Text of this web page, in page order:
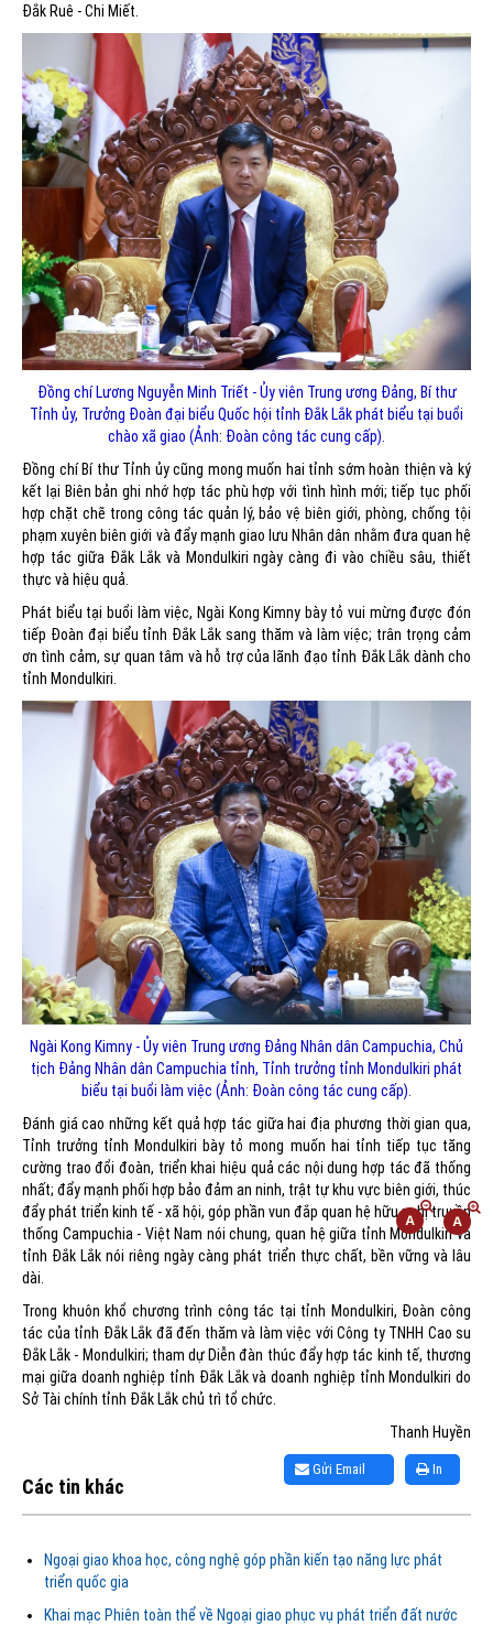
Đắk Ruê - Chi Miết.
Đồng chí Lương Nguyễn Minh Triết - Ủy viên Trung ương Đảng, Bí thư
Tỉnh ủy, Trưởng Đoàn đại biểu Quốc hội tỉnh Đắk Lắk phát biểu tại buổi
chào xã giao (Ảnh: Đoàn công tác cung cấp).
Đồng chí Bí thư Tỉnh ủy cũng mong muốn hai tỉnh sớm hoàn thiện và ký
kết lại Biên bản ghi nhớ hợp tác phù hợp với tình hình mới; tiếp tục phối
hợp chặt chẽ trong công tác quản lý, bảo vệ biên giới, phòng, chống tội
phạm xuyên biên giới và đẩy mạnh giao lưu Nhân dân nhằm đưa quan hệ
hợp tác giữa Đắk Lắk và Mondulkiri ngày càng đi vào chiều sâu, thiết
thực và hiệu quả.
Phát biểu tại buổi làm việc, Ngài Kong Kimny bày tỏ vui mừng được đón
tiếp Đoàn đại biểu tỉnh Đắk Lắk sang thăm và làm việc; trân trọng cảm
ơn tình cảm, sự quan tâm và hỗ trợ của lãnh đạo tỉnh Đắk Lắk dành cho
tỉnh Mondulkiri.
Ngài Kong Kimny - Ủy viên Trung ương Đảng Nhân dân Campuchia, Chủ
tịch Đảng Nhân dân Campuchia tỉnh, Tỉnh trưởng tỉnh Mondulkiri phát
biểu tại buổi làm việc (Ảnh: Đoàn công tác cung cấp).
Đánh giá cao những kết quả hợp tác giữa hai địa phương thời gian qua,
Tỉnh trưởng tỉnh Mondulkiri bày tỏ mong muốn hai tỉnh tiếp tục tăng
cường trao đổi đoàn, triển khai hiệu quả các nội dung hợp tác đã thống
nhất; đẩy mạnh phối hợp bảo đảm an ninh, trật tự khu vực biên giới, thúc
đẩy phát triển kinh tế - xã hội, góp phần vun đắp quan hệ hữu nghị truyền
thống Campuchia - Việt Nam nói chung, quan hệ giữa tỉnh Mondulkiri và
tỉnh Đắk Lắk nói riêng ngày càng phát triển thực chất, bền vững và lâu
dài.
Trong khuôn khổ chương trình công tác tại tỉnh Mondulkiri, Đoàn công
tác của tỉnh Đắk Lắk đã đến thăm và làm việc với Công ty TNHH Cao su
Đắk Lắk - Mondulkiri; tham dự Diễn đàn thúc đẩy hợp tác kinh tế, thương
mại giữa doanh nghiệp tỉnh Đắk Lắk và doanh nghiệp tỉnh Mondulkiri do
Sở Tài chính tỉnh Đắk Lắk chủ trì tổ chức.
Thanh Huyền
In
Gửi Email
Các tin khác
Ngoại giao khoa học, công nghệ góp phần kiến tạo năng lực phát
triển quốc gia
Khai mạc Phiên toàn thể về Ngoại giao phục vụ phát triển đất nước